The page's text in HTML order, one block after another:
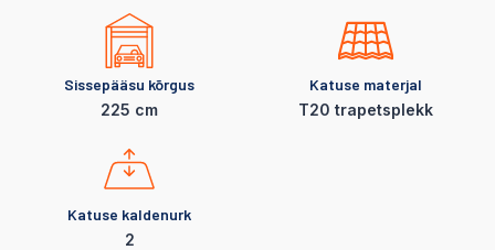
Sissepääsu kõrgus
225 cm
Katuse materjal
T20 trapetsplekk
Katuse kaldenurk
2